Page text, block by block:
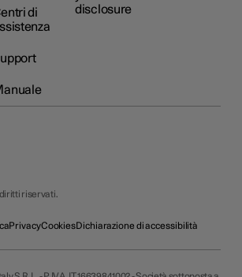
di
disclosure
riservati.
PrivacyCookiesDichiarazione di accessibilità